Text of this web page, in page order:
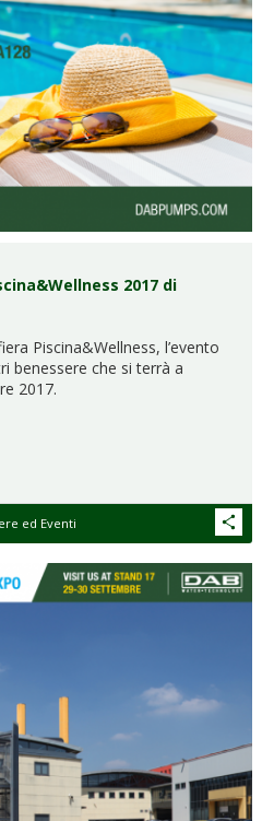
2017 di
Piscina&Wellness, l’evento
benessere che si terrà a
2017.
ed Eventi